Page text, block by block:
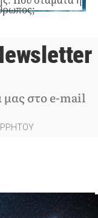
μας στο e-mail